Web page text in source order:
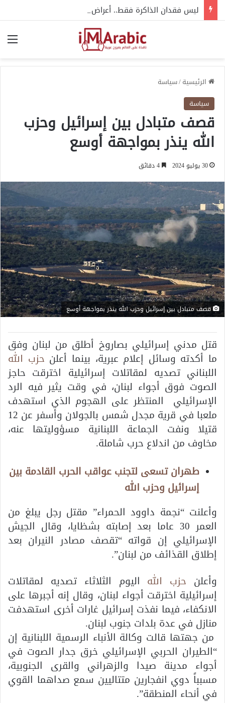
الرئيسية/سياسة
سياسة
قصف متبادل بين إسرائيل وحزب
الله ينذر بمواجهة أوسع
30 يوليو 2024
قصف متبادل بين إسرائيل وحزب الله ينذر بمواجهة أوسع
قتل مدني إسرائيلي بصاروخ أطلق من لبنان وفق
ما أكدته وسائل إعلام عبرية، بينما أعلن حزب الله
اللبناني تصديه لمقاتلات إسرائيلية اخترقت حاجز
الصوت فوق أجواء لبنان، في وقت يثير فيه الرد
الإسرائيلي المنتظر على الهجوم الذي استهدف
ملعبا في قرية مجدل شمس بالجولان وأسفر عن 12
قتيلا ونفت الجماعة اللبنانية مسؤوليتها عنه،
مخاوف من اندلاع حرب شاملة.
طهران تسعى لتجنب عواقب الحرب القادمة بين
إسرائيل وحزب الله
وأعلنت “نجمة داوود الحمراء” مقتل رجل يبلغ من
العمر 30 عاما بعد إصابته بشظايا، وقال الجيش
الإسرائيلي إن قواته “تقصف مصادر النيران بعد
إطلاق القذائف من لبنان”.
وأعلن حزب الله اليوم الثلاثاء تصديه لمقاتلات
إسرائيلية اخترقت أجواء لبنان، وقال إنه أجبرها على
الانكفاء، فيما نفذت إسرائيل غارات أخرى استهدفت
منازل في عدة بلدات جنوب لبنان.
من جهتها قالت وكالة الأنباء الرسمية اللبنانية إن
“الطيران الحربي الإسرائيلي خرق جدار الصوت في
أجواء مدينة صيدا والزهراني والقرى الجنوبية،
مسبباً دوي انفجارين متتاليين سمع صداهما القوي
في أنحاء المنطقة”.